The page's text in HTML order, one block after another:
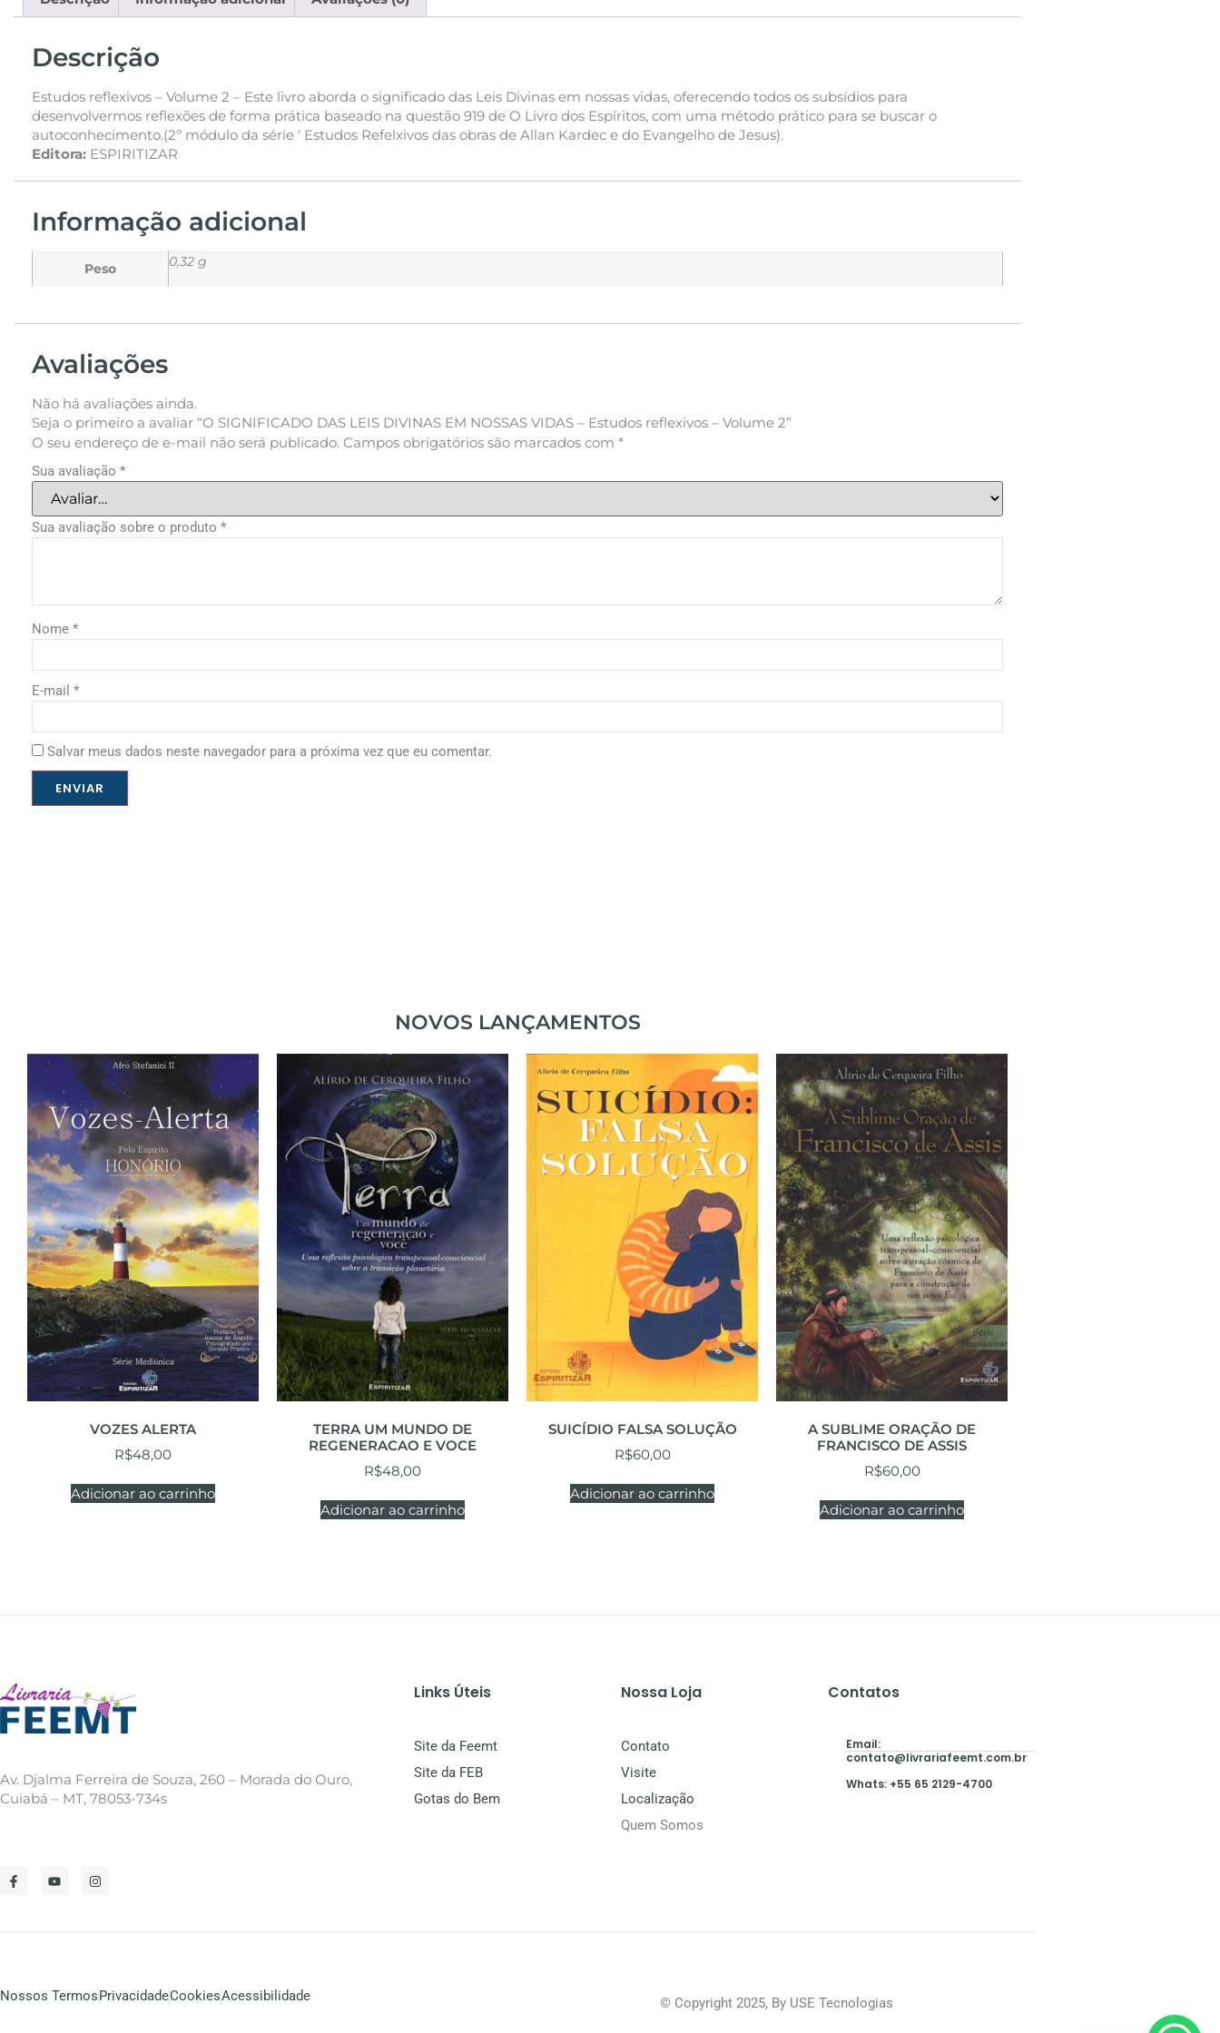
Descrição
Estudos reflexivos – Volume 2 – Este livro aborda o significado das Leis Divinas em nossas vidas, oferecendo todos os subsídios para
desenvolvermos reflexões de forma prática baseado na questão 919 de O Livro dos Espíritos, com uma método prático para se buscar o
autoconhecimento.(2º módulo da série ‘ Estudos Refelxivos das obras de Allan Kardec e do Evangelho de Jesus).
Editora: ESPIRITIZAR
Informação adicional
Peso 0,32 g
Avaliações
Não há avaliações ainda.
Seja o primeiro a avaliar “O SIGNIFICADO DAS LEIS DIVINAS EM NOSSAS VIDAS – Estudos reflexivos – Volume 2”
O seu endereço de e-mail não será publicado. Campos obrigatórios são marcados com *
Sua avaliação *
Sua avaliação sobre o produto *
Nome *
E-mail *
Salvar meus dados neste navegador para a próxima vez que eu comentar.
NOVOS LANÇAMENTOS
VOZES ALERTA
R$48,00
Adicionar ao carrinho
TERRA UM MUNDO DE
REGENERACAO E VOCE
R$48,00
Adicionar ao carrinho
SUICÍDIO FALSA SOLUÇÃO
R$60,00
Adicionar ao carrinho
A SUBLIME ORAÇÃO DE
FRANCISCO DE ASSIS
R$60,00
Adicionar ao carrinho
Av. Djalma Ferreira de Souza, 260 – Morada do Ouro,
Cuiabá – MT, 78053-734s
Links Úteis
Site da Feemt
Site da FEB
Gotas do Bem
Nossa Loja
Contato
Visite
Localização
Quem Somos
Contatos
Email:
contato@livrariafeemt.com.br
Whats: +55 65 2129-4700
Nossos TermosPrivacidadeCookiesAcessibilidade © Copyright 2025, By USE Tecnologias